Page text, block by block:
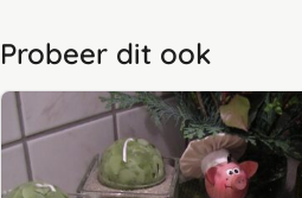
Probeer dit ook